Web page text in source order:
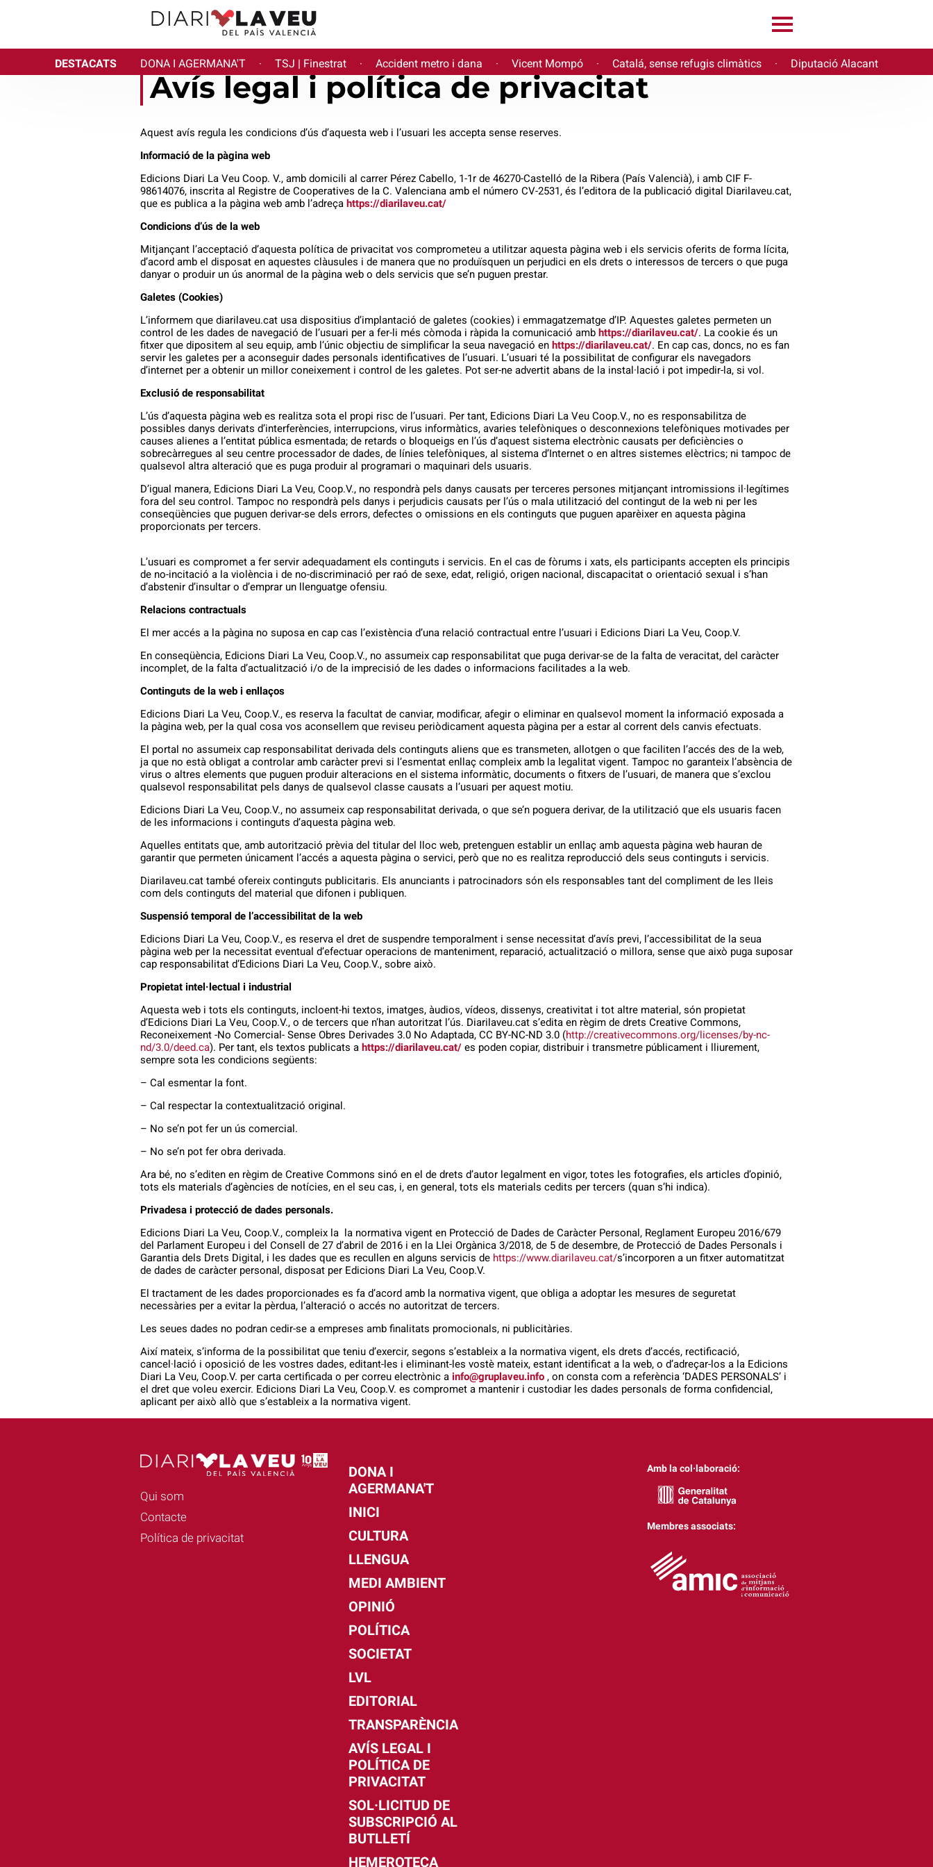
DESTACATS DONA I AGERMANA'T · TSJ | Finestrat · Accident metro i dana · Vicent Mompó · Catalá, sense refugis climàtics · Diputació Alacant
Avís legal i política de privacitat
Aquest avís regula les condicions d’ús d’aquesta web i l’usuari les accepta sense reserves.
Informació de la pàgina web
Edicions Diari La Veu Coop. V., amb domicili al carrer Pérez Cabello, 1-1r de 46270-Castelló de la Ribera (País Valencià), i amb CIF F-
98614076, inscrita al Registre de Cooperatives de la C. Valenciana amb el número CV-2531, és l’editora de la publicació digital Diarilaveu.cat,
que es publica a la pàgina web amb l’adreça https://diarilaveu.cat/
Condicions d’ús de la web
Mitjançant l’acceptació d’aquesta política de privacitat vos comprometeu a utilitzar aquesta pàgina web i els servicis oferits de forma lícita,
d’acord amb el disposat en aquestes clàusules i de manera que no produïsquen un perjudici en els drets o interessos de tercers o que puga
danyar o produir un ús anormal de la pàgina web o dels servicis que se’n puguen prestar.
Galetes (Cookies)
L’informem que diarilaveu.cat usa dispositius d’implantació de galetes (cookies) i emmagatzematge d’IP. Aquestes galetes permeten un
control de les dades de navegació de l’usuari per a fer-li més còmoda i ràpida la comunicació amb https://diarilaveu.cat/. La cookie és un
fitxer que dipositem al seu equip, amb l’únic objectiu de simplificar la seua navegació en https://diarilaveu.cat/. En cap cas, doncs, no es fan
servir les galetes per a aconseguir dades personals identificatives de l’usuari. L’usuari té la possibilitat de configurar els navegadors
d’internet per a obtenir un millor coneixement i control de les galetes. Pot ser-ne advertit abans de la instal·lació i pot impedir-la, si vol.
Exclusió de responsabilitat
L’ús d’aquesta pàgina web es realitza sota el propi risc de l’usuari. Per tant, Edicions Diari La Veu Coop.V., no es responsabilitza de
possibles danys derivats d’interferències, interrupcions, virus informàtics, avaries telefòniques o desconnexions telefòniques motivades per
causes alienes a l’entitat pública esmentada; de retards o bloqueigs en l’ús d’aquest sistema electrònic causats per deficiències o
sobrecàrregues al seu centre processador de dades, de línies telefòniques, al sistema d’Internet o en altres sistemes elèctrics; ni tampoc de
qualsevol altra alteració que es puga produir al programari o maquinari dels usuaris.
D’igual manera, Edicions Diari La Veu, Coop.V., no respondrà pels danys causats per terceres persones mitjançant intromissions il·legítimes
fora del seu control. Tampoc no respondrà pels danys i perjudicis causats per l’ús o mala utilització del contingut de la web ni per les
conseqüències que puguen derivar-se dels errors, defectes o omissions en els continguts que puguen aparèixer en aquesta pàgina
proporcionats per tercers.
L’usuari es compromet a fer servir adequadament els continguts i servicis. En el cas de fòrums i xats, els participants accepten els principis
de no-incitació a la violència i de no-discriminació per raó de sexe, edat, religió, origen nacional, discapacitat o orientació sexual i s’han
d’abstenir d’insultar o d’emprar un llenguatge ofensiu.
Relacions contractuals
El mer accés a la pàgina no suposa en cap cas l’existència d’una relació contractual entre l’usuari i Edicions Diari La Veu, Coop.V.
En conseqüència, Edicions Diari La Veu, Coop.V., no assumeix cap responsabilitat que puga derivar-se de la falta de veracitat, del caràcter
incomplet, de la falta d’actualització i/o de la imprecisió de les dades o informacions facilitades a la web.
Continguts de la web i enllaços
Edicions Diari La Veu, Coop.V., es reserva la facultat de canviar, modificar, afegir o eliminar en qualsevol moment la informació exposada a
la pàgina web, per la qual cosa vos aconsellem que reviseu periòdicament aquesta pàgina per a estar al corrent dels canvis efectuats.
El portal no assumeix cap responsabilitat derivada dels continguts aliens que es transmeten, allotgen o que faciliten l’accés des de la web,
ja que no està obligat a controlar amb caràcter previ si l’esmentat enllaç compleix amb la legalitat vigent. Tampoc no garanteix l’absència de
virus o altres elements que puguen produir alteracions en el sistema informàtic, documents o fitxers de l’usuari, de manera que s’exclou
qualsevol responsabilitat pels danys de qualsevol classe causats a l’usuari per aquest motiu.
Edicions Diari La Veu, Coop.V., no assumeix cap responsabilitat derivada, o que se’n poguera derivar, de la utilització que els usuaris facen
de les informacions i continguts d’aquesta pàgina web.
Aquelles entitats que, amb autorització prèvia del titular del lloc web, pretenguen establir un enllaç amb aquesta pàgina web hauran de
garantir que permeten únicament l’accés a aquesta pàgina o servici, però que no es realitza reproducció dels seus continguts i servicis.
Diarilaveu.cat també ofereix continguts publicitaris. Els anunciants i patrocinadors són els responsables tant del compliment de les lleis
com dels continguts del material que difonen i publiquen.
Suspensió temporal de l’accessibilitat de la web
Edicions Diari La Veu, Coop.V., es reserva el dret de suspendre temporalment i sense necessitat d’avís previ, l’accessibilitat de la seua
pàgina web per la necessitat eventual d’efectuar operacions de manteniment, reparació, actualització o millora, sense que això puga suposar
cap responsabilitat d’Edicions Diari La Veu, Coop.V., sobre això.
Propietat intel·lectual i industrial
Aquesta web i tots els continguts, incloent-hi textos, imatges, àudios, vídeos, dissenys, creativitat i tot altre material, són propietat
d’Edicions Diari La Veu, Coop.V., o de tercers que n’han autoritzat l’ús. Diarilaveu.cat s’edita en règim de drets Creative Commons,
Reconeixement -No Comercial- Sense Obres Derivades 3.0 No Adaptada, CC BY-NC-ND 3.0 (http://creativecommons.org/licenses/by-nc-
nd/3.0/deed.ca). Per tant, els textos publicats a https://diarilaveu.cat/es poden copiar, distribuir i transmetre públicament i lliurement,
sempre sota les condicions següents:
– Cal esmentar la font.
– Cal respectar la contextualització original.
– No se’n pot fer un ús comercial.
– No se’n pot fer obra derivada.
Ara bé, no s’editen en règim de Creative Commons sinó en el de drets d’autor legalment en vigor, totes les fotografies, els articles d’opinió,
tots els materials d’agències de notícies, en el seu cas, i, en general, tots els materials cedits per tercers (quan s’hi indica).
Privadesa i protecció de dades personals.
Edicions Diari La Veu, Coop.V., compleix la la normativa vigent en Protecció de Dades de Caràcter Personal, Reglament Europeu 2016/679
del Parlament Europeu i del Consell de 27 d’abril de 2016 i en la Llei Orgànica 3/2018, de 5 de desembre, de Protecció de Dades Personals i
Garantia dels Drets Digital, i les dades que es recullen en alguns servicis de https://www.diarilaveu.cat/s’incorporen a un fitxer automatitzat
de dades de caràcter personal, disposat per Edicions Diari La Veu, Coop.V.
El tractament de les dades proporcionades es fa d’acord amb la normativa vigent, que obliga a adoptar les mesures de seguretat
necessàries per a evitar la pèrdua, l’alteració o accés no autoritzat de tercers.
Les seues dades no podran cedir-se a empreses amb finalitats promocionals, ni publicitàries.
Així mateix, s’informa de la possibilitat que teniu d’exercir, segons s’estableix a la normativa vigent, els drets d’accés, rectificació,
cancel·lació i oposició de les vostres dades, editant-les i eliminant-les vostè mateix, estant identificat a la web, o d’adreçar-los a la Edicions
Diari La Veu, Coop.V. per carta certificada o per correu electrònic a info@gruplaveu.info , on consta com a referència ‘DADES PERSONALS’ i
el dret que voleu exercir. Edicions Diari La Veu, Coop.V. es compromet a mantenir i custodiar les dades personals de forma confidencial,
aplicant per això allò que s’estableix a la normativa vigent.
Qui som
Contacte
Política de privacitat
DONA I
AGERMANA'T
INICI
CULTURA
LLENGUA
MEDI AMBIENT
OPINIÓ
POLÍTICA
SOCIETAT
LVL
EDITORIAL
TRANSPARÈNCIA
AVÍS LEGAL I
POLÍTICA DE
PRIVACITAT
SOL·LICITUD DE
SUBSCRIPCIÓ AL
BUTLLETÍ
HEMEROTECA
Amb la col·laboració:
Membres associats: